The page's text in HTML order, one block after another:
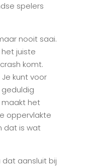
spelers
nooit saai.
juiste
komt.
kunt voor
maakt het
oppervlakte
dat is wat
dat aansluit bij